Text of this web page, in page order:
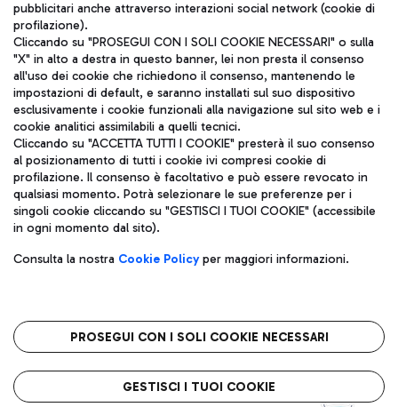
Aeroporti di Roma S.p.A. - Società soggetta a direzione e
coordinamento di Mundys S.p.A.
Codice fiscale e Registro delle Imprese di Roma 13032990155 P.
IVA 06572251004
Capitale sociale 62.224.743,00 int. vers.
Sede legale: Via Pier Paolo Racchetti 1 - 00054 Fiumicino (RM)
telefono +39 06 65951
Privacy policy
Note legali
Roma FCO
L'aeroporto stellato
pubblicitari anche attraverso interazioni social network (cookie di
profilazione).
Cliccando su "PROSEGUI CON I SOLI COOKIE NECESSARI" o sulla
"X" in alto a destra in questo banner, lei non presta il consenso
all'uso dei cookie che richiedono il consenso, mantenendo le
impostazioni di default, e saranno installati sul suo dispositivo
esclusivamente i cookie funzionali alla navigazione sul sito web e i
cookie analitici assimilabili a quelli tecnici.
Cliccando su "ACCETTA TUTTI I COOKIE" presterà il suo consenso
al posizionamento di tutti i cookie ivi compresi cookie di
profilazione. Il consenso è facoltativo e può essere revocato in
qualsiasi momento. Potrà selezionare le sue preferenze per i
singoli cookie cliccando su "GESTISCI I TUOI COOKIE" (accessibile
in ogni momento dal sito).
Consulta la nostra Cookie Policyper maggiori informazioni.
PROSEGUI CON I SOLI COOKIE NECESSARI
GESTISCI I TUOI COOKIE